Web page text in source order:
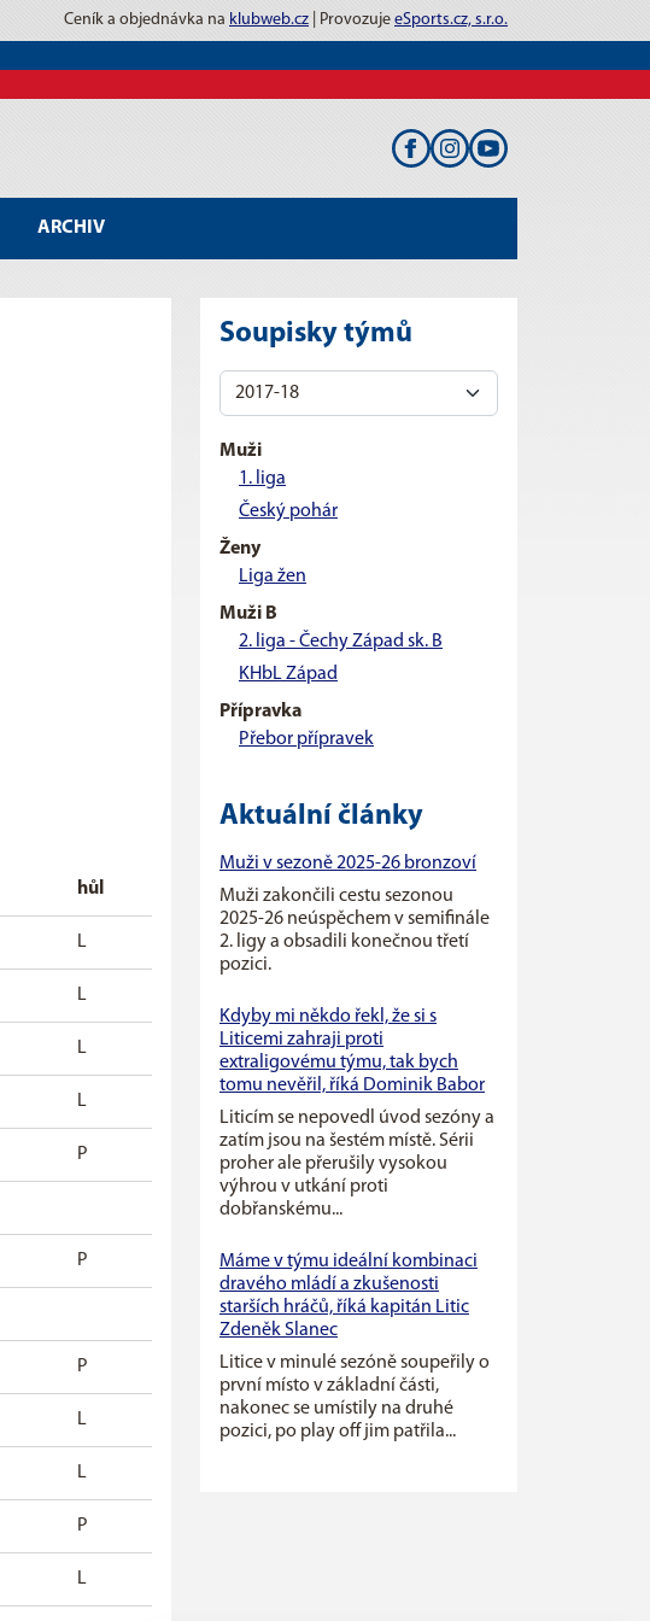
Ceník a objednávka na klubweb.cz | Provozuje eSports.cz, s.r.o.
ARCHIV
hůl
L
L
L
L
P
P
P
L
L
P
L
Soupisky týmů
Muži
1. liga
Český pohár
Ženy
Liga žen
Muži B
2. liga - Čechy Západ sk. B
KHbL Západ
Přípravka
Přebor přípravek
Aktuální články
Muži v sezoně 2025-26 bronzoví
Muži zakončili cestu sezonou
2025-26 neúspěchem v semifinále
2. ligy a obsadili konečnou třetí
pozici.
Kdyby mi někdo řekl, že si s
Liticemi zahraji proti
extraligovému týmu, tak bych
tomu nevěřil, říká Dominik Babor
Liticím se nepovedl úvod sezóny a
zatím jsou na šestém místě. Sérii
proher ale přerušily vysokou
výhrou v utkání proti
dobřanskému...
Máme v týmu ideální kombinaci
dravého mládí a zkušenosti
starších hráčů, říká kapitán Litic
Zdeněk Slanec
Litice v minulé sezóně soupeřily o
první místo v základní části,
nakonec se umístily na druhé
pozici, po play off jim patřila...